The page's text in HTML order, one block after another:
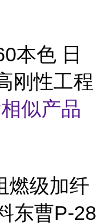
本色 日
刚性工程
似产品
燃级加纤
东曹P-28